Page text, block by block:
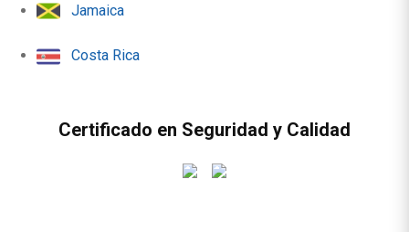
Jamaica
Costa Rica
Certificado en Seguridad y Calidad